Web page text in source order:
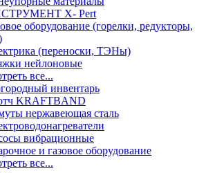
X- Pert
оборудование (горелки, редукторы,
(переноски, ТЭНы)
нейлоновые
все...
инвентарь
KRAFTBAND
нержавеющая сталь
вибрационные
и газовое оборудование
все...